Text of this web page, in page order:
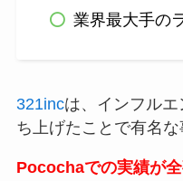
業界最大手の
321incは、インフル
ち上げたことで有名な
Pocochaでの実績が